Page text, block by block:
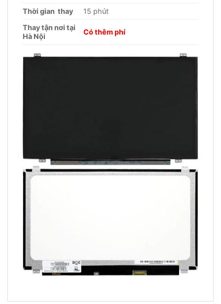
Thời gian thay
15 phút
Thay tận nơi tại
Hà Nội
Có thêm phí